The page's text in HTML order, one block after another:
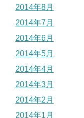
2014年8月
2014年7月
2014年6月
2014年5月
2014年4月
2014年3月
2014年2月
2014年1月